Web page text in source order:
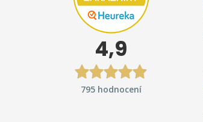
4,9
795 hodnocení